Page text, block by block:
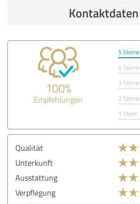
Kontaktdaten
100%
Empfehlungen
5 Sterne
4 Sterne
3 Sterne
2 Sterne
1 Stern
Qualität
Unterkunft
Ausstattung
Verpflegung